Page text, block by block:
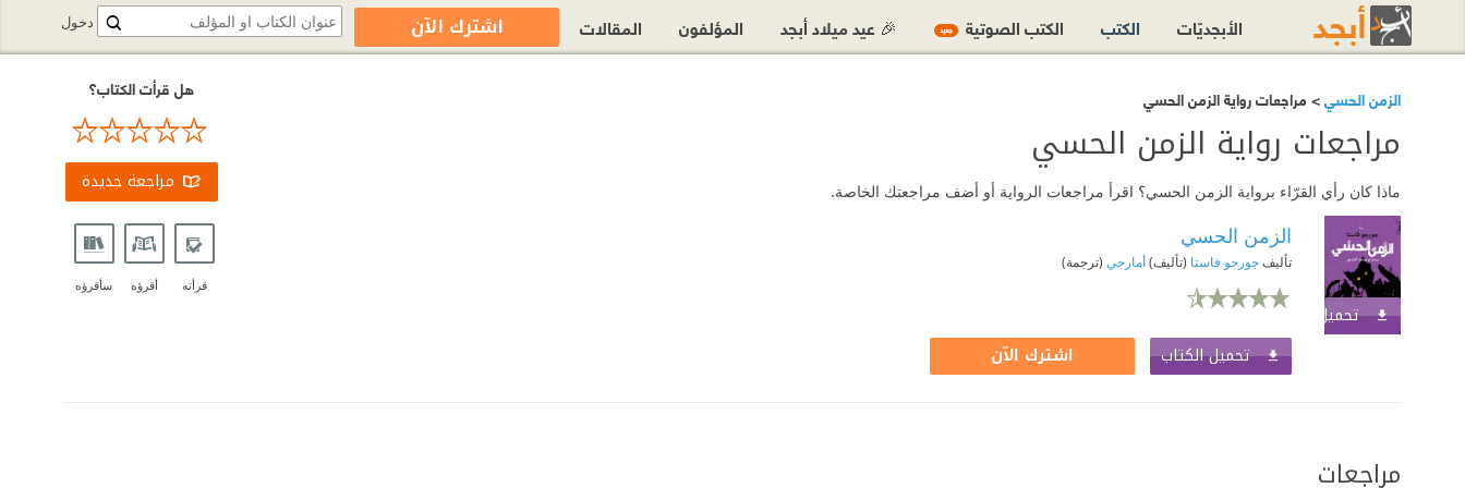
الزمن الحسي> مراجعات رواية الزمن الحسي
مراجعات رواية الزمن الحسي
ماذا كان رأي القرّاء برواية الزمن الحسي؟ اقرأ مراجعات الرواية أو أضف مراجعتك الخاصة.
تحميل الكتاب اشترك الآن
الزمن الحسي
تأليفجورجو فاستا (تأليف)أمارجي (ترجمة)
تحميل الكتاب اشترك الآن
هل قرأت الكتاب؟
مراجعة جديدة
قرأته أقرؤه سأقرؤه
مراجعات
دخول الأبجديّات الكتب الكتب الصوتية جديد 🎉 عيد ميلاد أبجد المؤلفون المقالات اشترك الآن